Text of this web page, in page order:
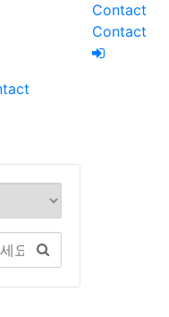
Contact
Contact